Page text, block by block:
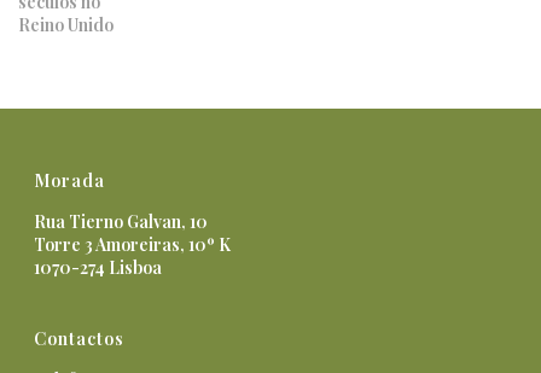
Morada
Rua Tierno Galvan, 10
Torre 3 Amoreiras, 10º K
1070-274 Lisboa
Contactos